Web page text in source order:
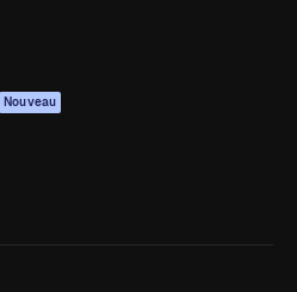
Nouveau